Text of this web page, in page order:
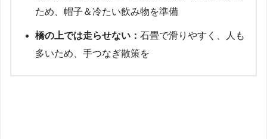
ため、帽子＆冷たい飲み物を準備
橋の上では走らせない： 石畳で滑りやすく、人も
多いため、手つなぎ散策を